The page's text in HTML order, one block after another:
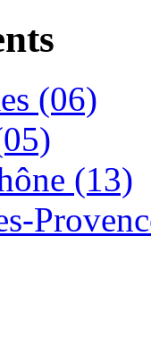
(06)
(13)